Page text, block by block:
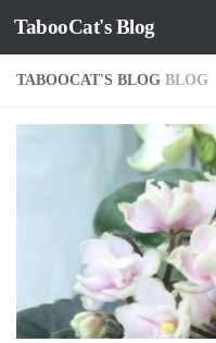
Skip to content
TabooCat's Blog
TABOOCAT'S BLOG BLOG